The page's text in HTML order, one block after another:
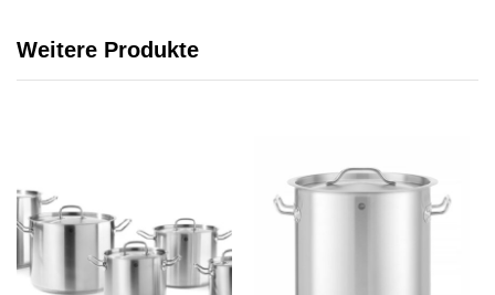
Weitere Produkte